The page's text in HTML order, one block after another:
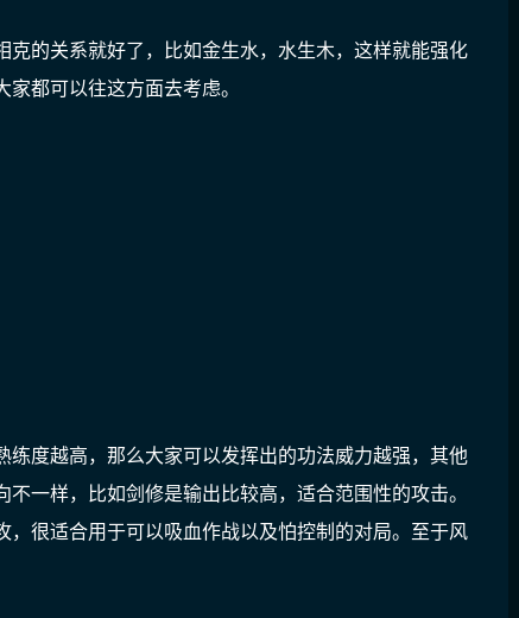
的关系就好了，比如金生水，水生木，这样就能强化
都可以往这方面去考虑。
度越高，那么大家可以发挥出的功法威力越强，其他
一样，比如剑修是输出比较高，适合范围性的攻击。
很适合用于可以吸血作战以及怕控制的对局。至于风